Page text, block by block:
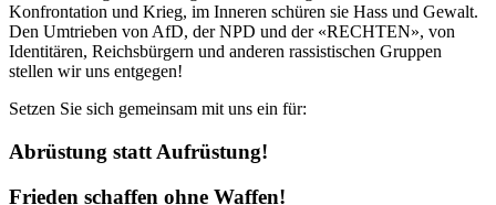
Konfrontation und Krieg, im Inneren schüren sie Hass und Gewalt.
Den Umtrieben von AfD, der NPD und der «RECHTEN», von
Identitären, Reichsbürgern und anderen rassistischen Gruppen
stellen wir uns entgegen!
Setzen Sie sich gemeinsam mit uns ein für:
Abrüstung statt Aufrüstung!
Frieden schaffen ohne Waffen!